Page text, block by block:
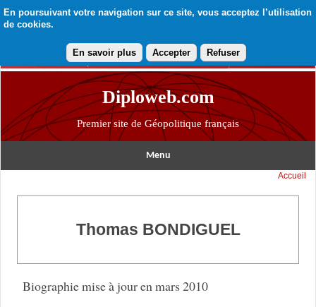
En poursuivant votre navigation sur ce site, vous acceptez l’utilisation
de cookies.
En savoir plus Accepter Refuser
Diploweb.com
Premier site de Géopolitique français
Menu
Accueil
Thomas BONDIGUEL
Biographie mise à jour en mars 2010